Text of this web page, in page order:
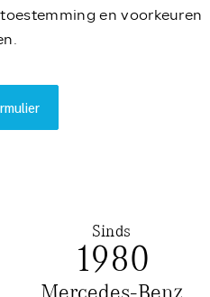
en voorkeuren
Sinds
1980
Mercedes-Benz